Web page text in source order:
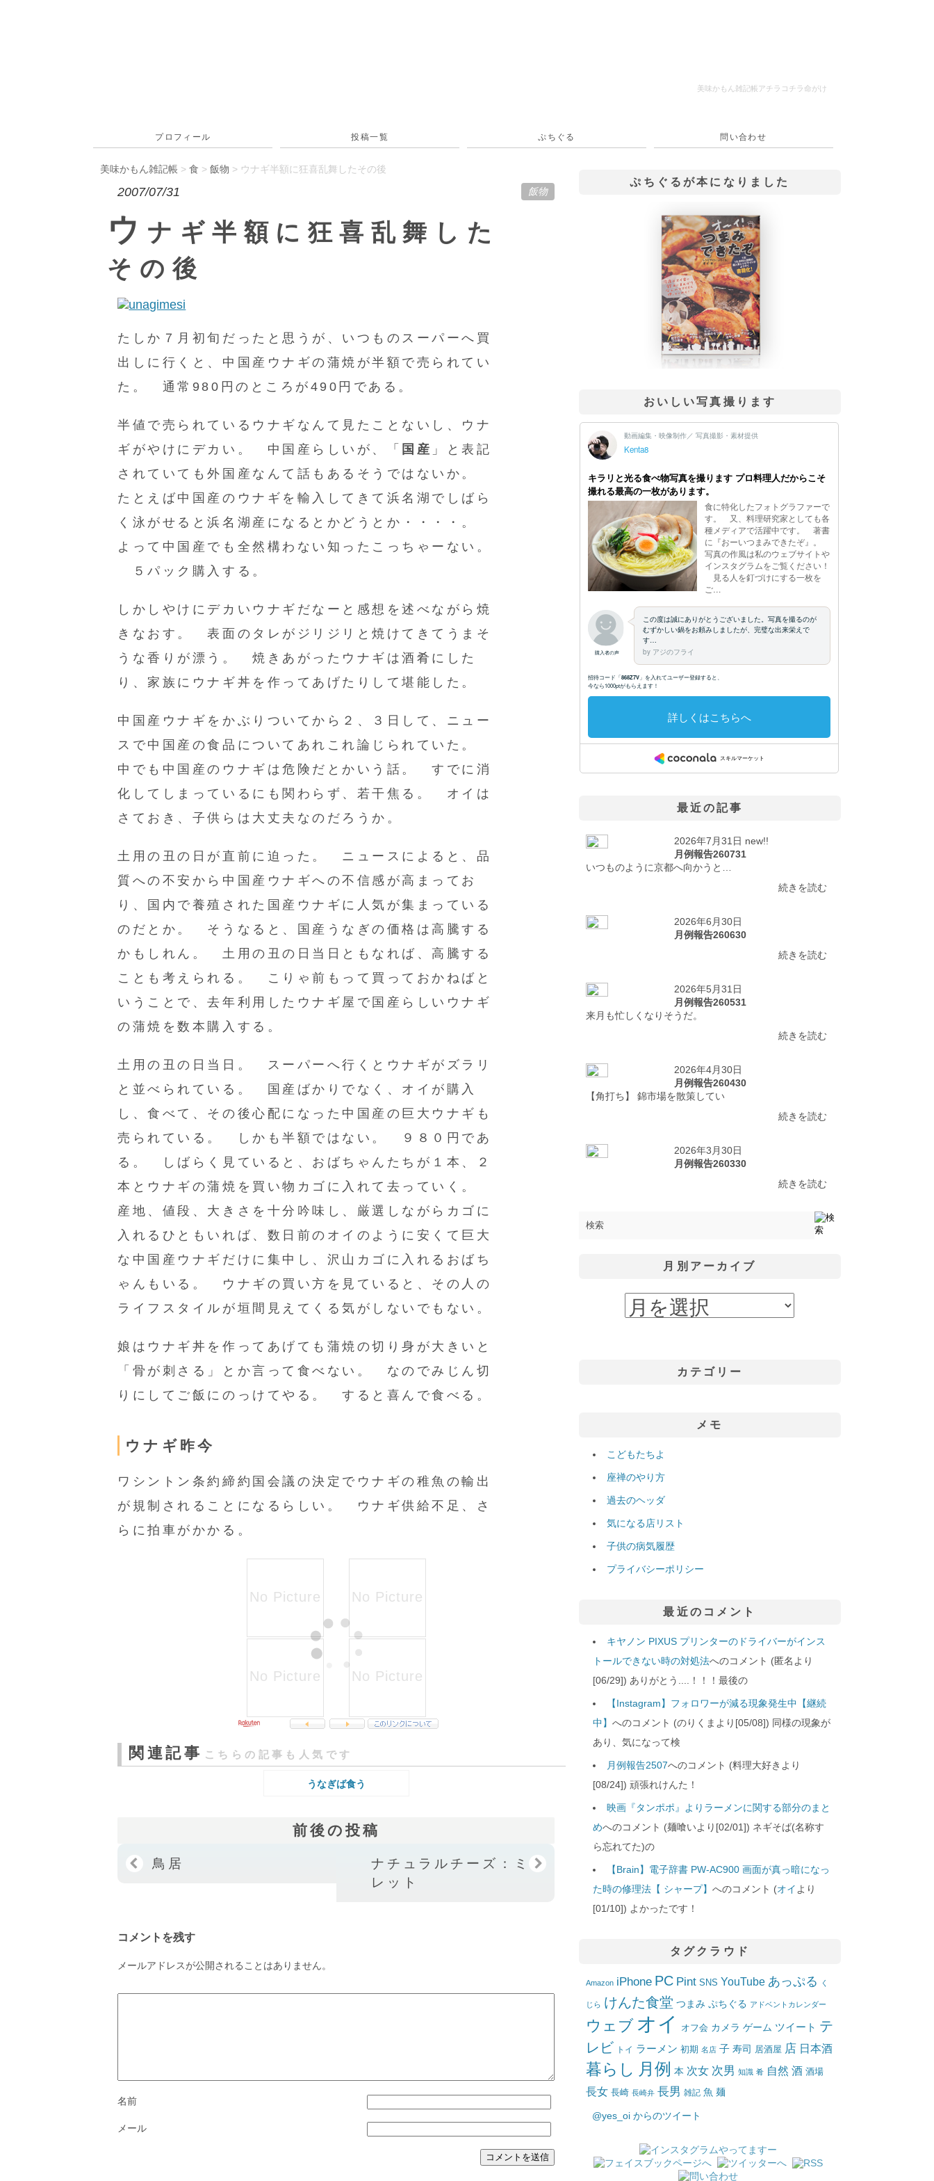
美味かもん雑記帳 アチラコチラ命がけ
プロフィール 投稿一覧 ぷちぐる 問い合わせ
美味かもん雑記帳 >食 >飯物 > ウナギ半額に狂喜乱舞したその後
2007/07/31 飯物
ウ ナギ半額に狂喜乱舞した
その後
たしか７月初旬だったと思うが、いつものスーパーへ買
出しに行くと、中国産ウナギの蒲焼が半額で売られてい
た。 通常980円のところが490円である。
半値で売られているウナギなんて見たことないし、ウナ
ギがやけにデカい。 中国産らしいが、「 国産 」と表記
されていても外国産なんて話もあるそうではないか。
たとえば中国産のウナギを輸入してきて浜名湖でしばら
く泳がせると浜名湖産になるとかどうとか・・・・。
よって中国産でも全然構わない知ったこっちゃーない。
５パック購入する。
しかしやけにデカいウナギだなーと感想を述べながら焼
きなおす。 表面のタレがジリジリと焼けてきてうまそ
うな香りが漂う。 焼きあがったウナギは酒肴にした
り、家族にウナギ丼を作ってあげたりして堪能した。
中国産ウナギをかぶりついてから２、３日して、ニュー
スで中国産の食品についてあれこれ論じられていた。
中でも中国産のウナギは危険だとかいう話。 すでに消
化してしまっているにも関わらず、若干焦る。 オイは
さておき、子供らは大丈夫なのだろうか。
土用の丑の日が直前に迫った。 ニュースによると、品
質への不安から中国産ウナギへの不信感が高まってお
り、国内で養殖された国産ウナギに人気が集まっている
のだとか。 そうなると、国産うなぎの価格は高騰する
かもしれん。 土用の丑の日当日ともなれば、高騰する
ことも考えられる。 こりゃ前もって買っておかねばと
いうことで、去年利用したウナギ屋で国産らしいウナギ
の蒲焼を数本購入する。
土用の丑の日当日。 スーパーへ行くとウナギがズラリ
と並べられている。 国産ばかりでなく、オイが購入
し、食べて、その後心配になった中国産の巨大ウナギも
売られている。 しかも半額ではない。 ９８０円であ
る。 しばらく見ていると、おばちゃんたちが１本、２
本とウナギの蒲焼を買い物カゴに入れて去っていく。
産地、値段、大きさを十分吟味し、厳選しながらカゴに
入れるひともいれば、数日前のオイのように安くて巨大
な中国産ウナギだけに集中し、沢山カゴに入れるおばち
ゃんもいる。 ウナギの買い方を見ていると、その人の
ライフスタイルが垣間見えてくる気がしないでもない。
娘はウナギ丼を作ってあげても蒲焼の切り身が大きいと
「骨が刺さる」とか言って食べない。 なのでみじん切
りにしてご飯にのっけてやる。 すると喜んで食べる。
ウナギ昨今
ワシントン条約締約国会議の決定でウナギの稚魚の輸出
が規制されることになるらしい。 ウナギ供給不足、さ
らに拍車がかかる。
関連記事 こちらの記事も人気です
うなぎば食う
前後の投稿
鳥居
ナチュラルチーズ：ミモ
レット
コメントを残す
メールアドレスが公開されることはありません。
名前
メール
ぷちぐるが本になりました
おいしい写真撮ります
最近の記事
2026年7月31日 new!!
月例報告260731
いつものように京都へ向かうと…
続きを読む
2026年6月30日
月例報告260630
続きを読む
2026年5月31日
月例報告260531
来月も忙しくなりそうだ。
続きを読む
2026年4月30日
月例報告260430
【角打ち】 錦市場を散策してい
続きを読む
2026年3月30日
月例報告260330
続きを読む
月別アーカイブ
カテゴリー
メモ
こどもたちよ
座禅のやり方
過去のヘッダ
気になる店リスト
子供の病気履歴
プライバシーポリシー
最近のコメント
キヤノン PIXUS プリンターのドライバーがインス
トールできない時の対処法へのコメント (匿名より
[06/29]) ありがとう....！！！最後の
【Instagram】フォロワーが減る現象発生中【継続
中】へのコメント (のりくまより[05/08]) 同様の現象が
あり、気になって検
月例報告2507へのコメント (料理大好きより
[08/24]) 頑張れけんた！
映画『タンポポ』よりラーメンに関する部分のまと
めへのコメント (麺喰いより[02/01]) ネギそば(名称す
ら忘れてた)の
【Brain】電子辞書 PW-AC900 画面が真っ暗になっ
た時の修理法【 シャープ】へのコメント (オイ より
[01/10]) よかったです！
タグクラウド
Amazon iPhone PC Pint SNS YouTube あっぷる く
じら けんた食堂 つまみ ぷちぐる アドベントカレンダー
ウェブ オイ オフ会 カメラ ゲーム ツイート テ
レビ トイ ラーメン 初期 名店 子 寿司 居酒屋 店 日本酒
暮らし 月例 本 次女 次男 知識 肴 自然 酒 酒場
長女 長崎 長崎弁 長男 雑記 魚 麺
@yes_oi からのツイート